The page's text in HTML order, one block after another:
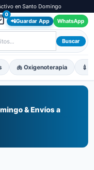
en Santo Domingo
0
📲Guardar App WhatsApp
Buscar
🫁 Oxigenoterapia 💉
& Envíos a